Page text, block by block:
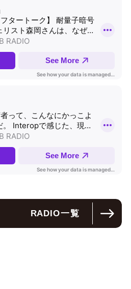
RADIO一覧